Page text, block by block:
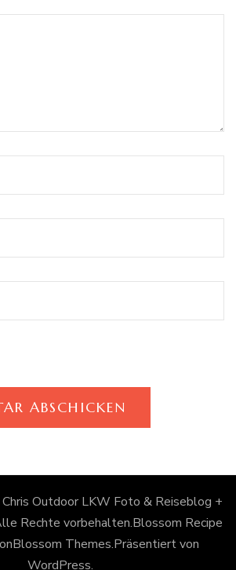
Chris Outdoor LKW Foto & Reiseblog +
Rechte vorbehalten.Blossom Recipe
Blossom Themes.Präsentiert von
WordPress.